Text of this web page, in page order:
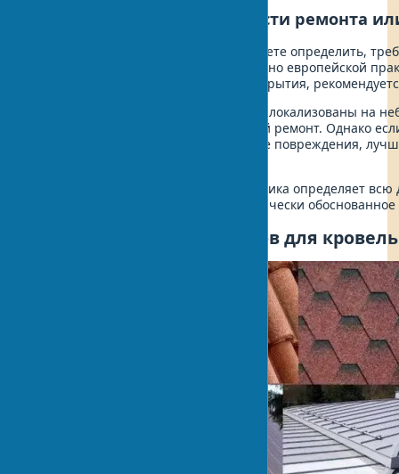
Определение необходимости ремонта
После тщательного осмотра вы сможете определить,
кровли или ее полная замена. Согласно европейской
затрагивают более 40% площади покрытия,
Если повреждения незначительны и локализованы на
достаточно будет провести точечный ремонт. Однако
изношена или имеет множественные повреждения,
Таким образом, правильная диагностика определяет
кровли и позволяет принять экономически
Этап 2: Выбор материалов для